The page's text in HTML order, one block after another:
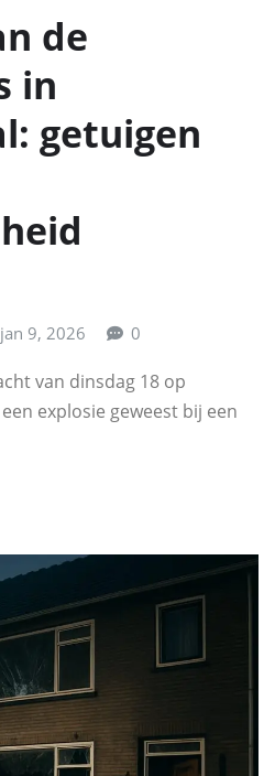
de
in
getuigen
jan 9, 2026 0
van dinsdag 18 op
explosie geweest bij een